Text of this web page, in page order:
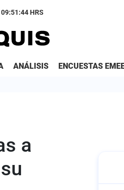
09:51:45 HRS
ANÁLISIS ENCUESTAS
a